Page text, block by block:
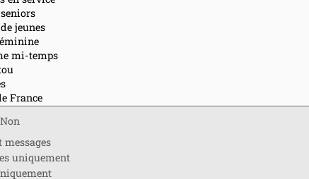
Non
messages
uniquement